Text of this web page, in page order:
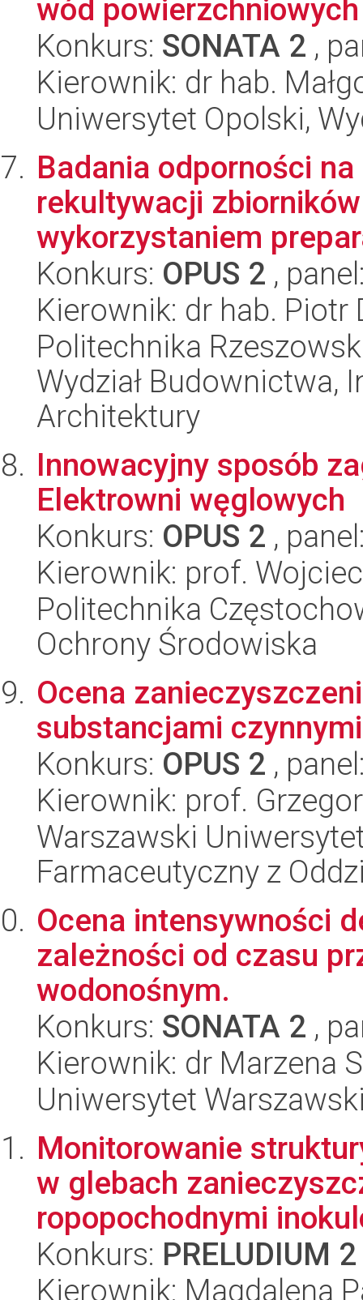
wód
Konkurs: SONATA 2 ,
Kierownik: dr hab.
Uniwersytet Opolski,
Badania odporności
rekultywacji
wykorzystaniem
Konkurs: OPUS 2 ,
Kierownik: dr hab. Piotr
Politechnika
Wydział Budownictwa,
Architektury
Innowacyjny sposób
Elektrowni węglowych
Konkurs: OPUS 2 ,
Kierownik: prof.
Politechnika
Ochrony Środowiska
Ocena
substancjami
Konkurs: OPUS 2 ,
Kierownik: prof.
Warszawski
Farmaceutyczny z
Ocena intensywności
zależności od czasu
wodonośnym.
Konkurs: SONATA 2 ,
Kierownik: dr Marzena
Uniwersytet
Monitorowanie
w glebach
ropopochodnymi
Konkurs: PRELUDIUM 2
Kierownik: Magdalena